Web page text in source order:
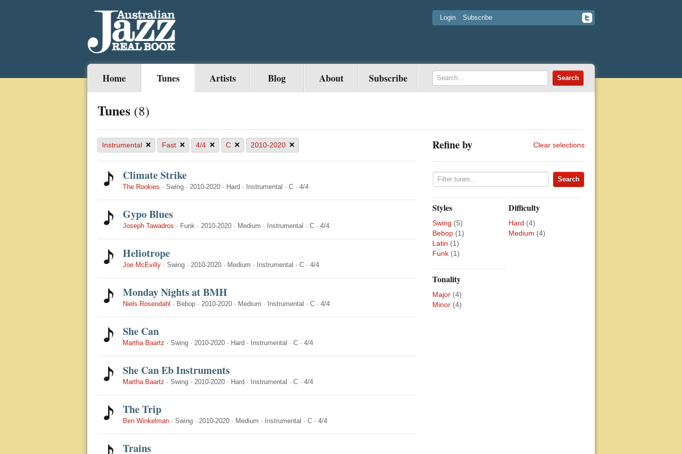
Login Subscribe
Home Tunes Artists Blog About Subscribe
Tunes (8)
Instrumental × Fast × 4/4 × C × 2010-2020 ×
Climate Strike
The Rookies · Swing · 2010-2020 · Hard · Instrumental · C · 4/4
Gypo Blues
Joseph Tawadros · Funk · 2010-2020 · Medium · Instrumental · C · 4/4
Heliotrope
Joe McEvilly · Swing · 2010-2020 · Medium · Instrumental · C · 4/4
Monday Nights at BMH
Niels Rosendahl · Bebop · 2010-2020 · Medium · Instrumental · C · 4/4
She Can
Martha Baartz · Swing · 2010-2020 · Hard · Instrumental · C · 4/4
She Can Eb Instruments
Martha Baartz · Swing · 2010-2020 · Hard · Instrumental · C · 4/4
The Trip
Ben Winkelman · Swing · 2010-2020 · Medium · Instrumental · C · 4/4
Trains
Refine by Clear selections
Styles
Swing (5)
Bebop (1)
Latin (1)
Funk (1)
Difficulty
Hard (4)
Medium (4)
Tonality
Major (4)
Minor (4)